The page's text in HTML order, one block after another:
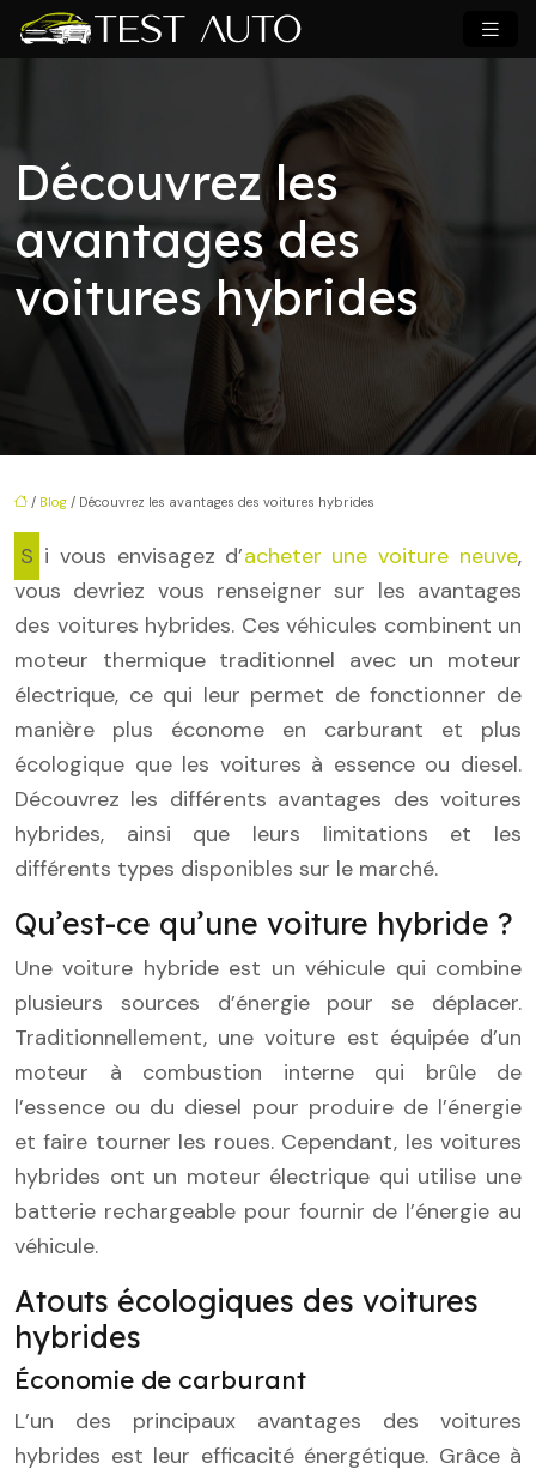
Découvrez les
avantages des
voitures hybrides
/ Blog / Découvrez les avantages des voitures hybrides
Si vous envisagez d’acheter une voiture neuve,
vous devriez vous renseigner sur les avantages
des voitures hybrides. Ces véhicules combinent un
moteur thermique traditionnel avec un moteur
électrique, ce qui leur permet de fonctionner de
manière plus économe en carburant et plus
écologique que les voitures à essence ou diesel.
Découvrez les différents avantages des voitures
hybrides, ainsi que leurs limitations et les
différents types disponibles sur le marché.
Qu’est-ce qu’une voiture hybride ?
Une voiture hybride est un véhicule qui combine
plusieurs sources d’énergie pour se déplacer.
Traditionnellement, une voiture est équipée d’un
moteur à combustion interne qui brûle de
l’essence ou du diesel pour produire de l’énergie
et faire tourner les roues. Cependant, les voitures
hybrides ont un moteur électrique qui utilise une
batterie rechargeable pour fournir de l’énergie au
véhicule.
Atouts écologiques des voitures
hybrides
Économie de carburant
L’un des principaux avantages des voitures
hybrides est leur efficacité énergétique. Grâce à